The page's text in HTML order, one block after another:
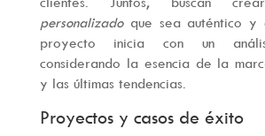
personalizadoque sea auténtico y
proyecto inicia con un
considerando la esencia de la
y las últimas tendencias.
Proyectos y casos de éxito